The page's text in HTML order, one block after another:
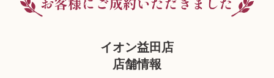
イオン益田店
店舗情報